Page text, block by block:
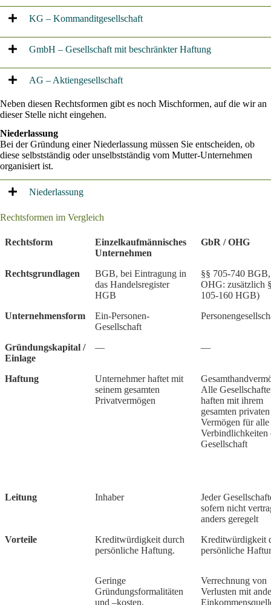
KG – Kommanditgesellschaft
GmbH – Gesellschaft mit beschränkter Haftung
AG – Aktiengesellschaft
Neben diesen Rechtsformen gibt es noch Mischformen, auf die wir an
dieser Stelle nicht eingehen.
Niederlassung
Bei der Gründung einer Niederlassung müssen Sie entscheiden, ob
diese selbstständig oder unselbstständig vom Mutter-Unternehmen
organisiert ist.
Niederlassung
Rechtsformen im Vergleich
Rechtsform
Einzelkaufmännisches
Unternehmen
GbR / OHG
Rechtsgrundlagen
BGB, bei Eintragung in
das Handelsregister
HGB
§§ 705-740 BGB,
OHG: zusätzlich
105-160 HGB)
Unternehmensform
Ein-Personen-
Gesellschaft
Gründungskapital /
Einlage
— —
Haftung
Unternehmer haftet mit
seinem gesamten
Privatvermögen
Alle
haften mit ihrem
gesamten privaten
Vermögen für alle
Verbindlichkeiten
Gesellschaft
Leitung Inhaber
Jeder
sofern nicht
anders geregelt
Vorteile
Kreditwürdigkeit durch
persönliche Haftung.
Kreditwürdigkeit
persönliche
Geringe
Gründungsformalitäten
und –kosten.
Verrechnung von
Verlusten mit